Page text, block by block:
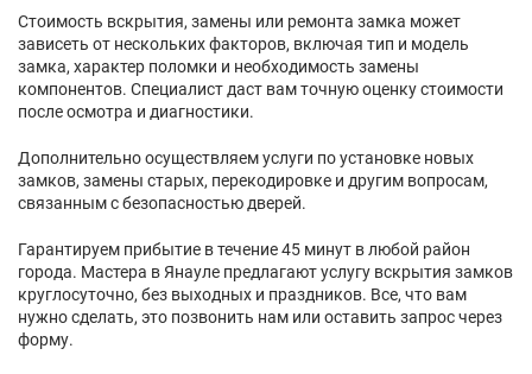
Стоимость вскрытия, замены или ремонта замка может
зависеть от нескольких факторов, включая тип и модель
замка, характер поломки и необходимость замены
компонентов. Специалист даст вам точную оценку стоимости
после осмотра и диагностики.
Дополнительно осуществляем услуги по установке новых
замков, замены старых, перекодировке и другим вопросам,
связанным с безопасностью дверей.
Гарантируем прибытие в течение 45 минут в любой район
города. Мастера в Янауле предлагают услугу вскрытия замков
круглосуточно, без выходных и праздников. Все, что вам
нужно сделать, это позвонить нам или оставить запрос через
форму.